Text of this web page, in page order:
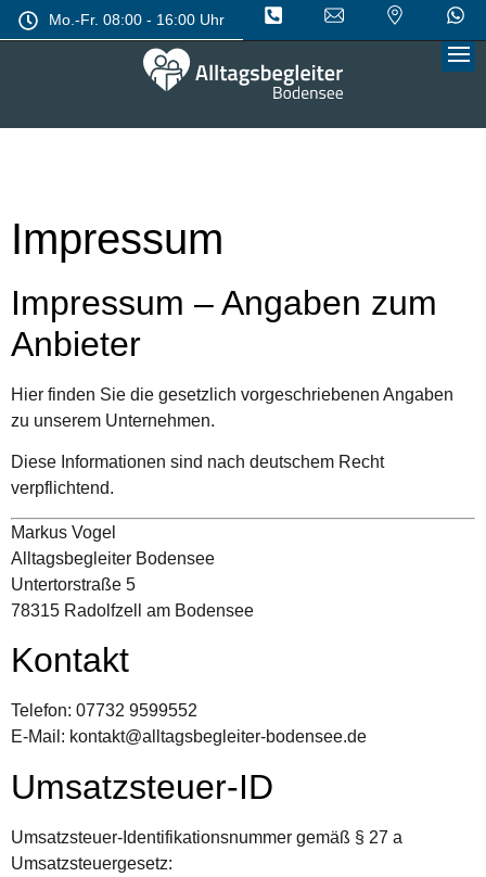
Mo.-Fr. 08:00 - 16:00 Uhr
Impressum
Impressum – Angaben zum
Anbieter
Hier finden Sie die gesetzlich vorgeschriebenen Angaben
zu unserem Unternehmen.
Diese Informationen sind nach deutschem Recht
verpflichtend.
Markus Vogel
Alltagsbegleiter Bodensee
Untertorstraße 5
78315 Radolfzell am Bodensee
Kontakt
Telefon: 07732 9599552
E-Mail: kontakt@alltagsbegleiter-bodensee.de
Umsatzsteuer-ID
Umsatzsteuer-Identifikationsnummer gemäß § 27 a
Umsatzsteuergesetz: